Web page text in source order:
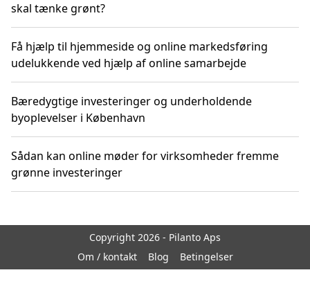
skal tænke grønt?
Få hjælp til hjemmeside og online markedsføring
udelukkende ved hjælp af online samarbejde
Bæredygtige investeringer og underholdende
byoplevelser i København
Sådan kan online møder for virksomheder fremme
grønne investeringer
Copyright 2026 - Pilanto Aps
Om / kontakt
Blog Betingelser